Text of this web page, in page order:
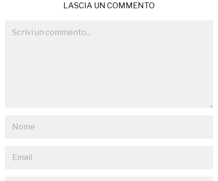
LASCIA UN COMMENTO